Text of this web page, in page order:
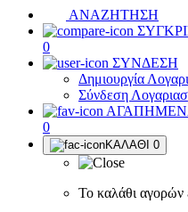
ΑΝΑΖΗΤΗΣΗ
0
ΣΥΝΔΕΣΗ
Δημιουργία
Σύνδεση
0
ΚΑΛΑΘΙ 0
Το καλάθι αγορών